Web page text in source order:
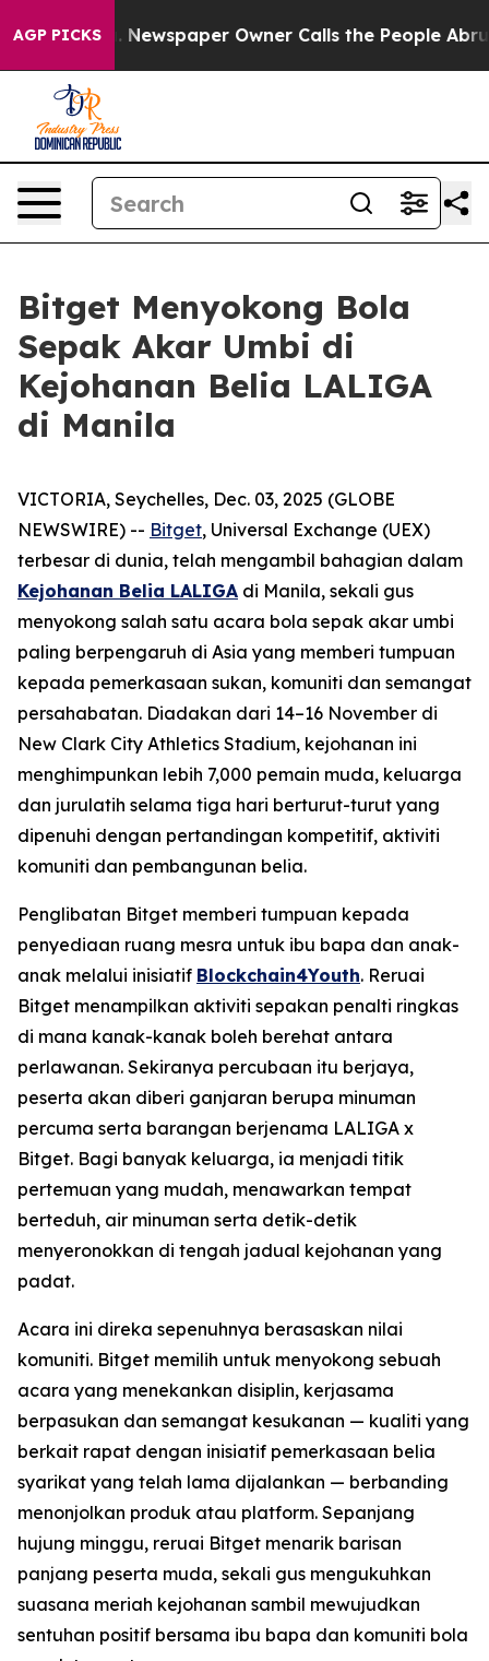
AGP PICKSNewspaper Owner Calls the People
Bitget Menyokong Bola
Sepak Akar Umbi di
Kejohanan Belia LALIGA
di Manila
VICTORIA, Seychelles, Dec. 03, 2025 (GLOBE
NEWSWIRE) -- Bitget, Universal Exchange (UEX)
terbesar di dunia, telah mengambil bahagian dalam
Kejohanan Belia LALIGA di Manila, sekali gus
menyokong salah satu acara bola sepak akar umbi
paling berpengaruh di Asia yang memberi tumpuan
kepada pemerkasaan sukan, komuniti dan semangat
persahabatan. Diadakan dari 14–16 November di
New Clark City Athletics Stadium, kejohanan ini
menghimpunkan lebih 7,000 pemain muda, keluarga
dan jurulatih selama tiga hari berturut-turut yang
dipenuhi dengan pertandingan kompetitif, aktiviti
komuniti dan pembangunan belia.
Penglibatan Bitget memberi tumpuan kepada
penyediaan ruang mesra untuk ibu bapa dan anak-
anak melalui inisiatif Blockchain4Youth. Reruai
Bitget menampilkan aktiviti sepakan penalti ringkas
di mana kanak-kanak boleh berehat antara
perlawanan. Sekiranya percubaan itu berjaya,
peserta akan diberi ganjaran berupa minuman
percuma serta barangan berjenama LALIGA x
Bitget. Bagi banyak keluarga, ia menjadi titik
pertemuan yang mudah, menawarkan tempat
berteduh, air minuman serta detik-detik
menyeronokkan di tengah jadual kejohanan yang
padat.
Acara ini direka sepenuhnya berasaskan nilai
komuniti. Bitget memilih untuk menyokong sebuah
acara yang menekankan disiplin, kerjasama
berpasukan dan semangat kesukanan — kualiti yang
berkait rapat dengan inisiatif pemerkasaan belia
syarikat yang telah lama dijalankan — berbanding
menonjolkan produk atau platform. Sepanjang
hujung minggu, reruai Bitget menarik barisan
panjang peserta muda, sekali gus mengukuhkan
suasana meriah kejohanan sambil mewujudkan
sentuhan positif bersama ibu bapa dan komuniti bola